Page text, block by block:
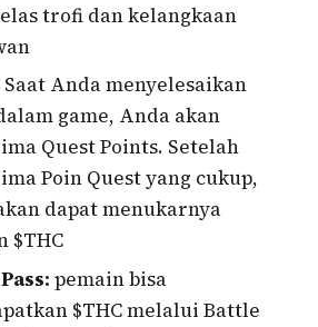
trofi dan kelangkaan
Saat Anda menyelesaikan
game, Anda akan
Quest Points. Setelah
Poin Quest yang cukup,
dapat menukarnya
$THC
pemain bisa
$THC melalui Battle